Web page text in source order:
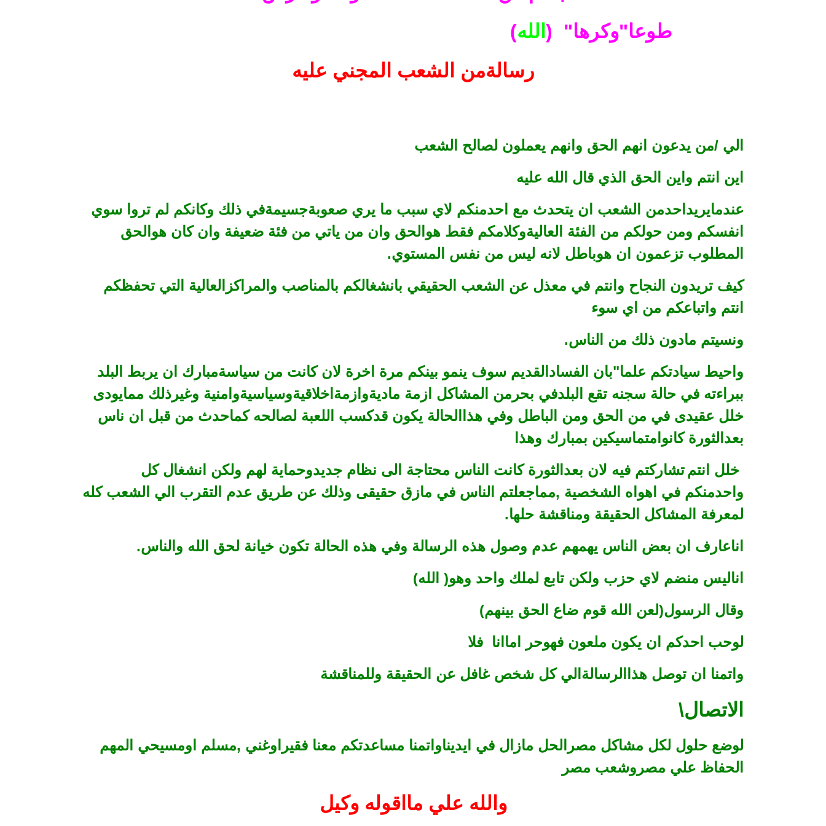
طوعا"وكرها" ( الله)
رسالةمن الشعب المجني عليه
الي /من يدعون انهم الحق وانهم يعملون لصالح الشعب
اين انتم واين الحق الذي قال الله عليه
عندمايريداحدمن الشعب ان يتحدث مع احدمنكم لاي سبب ما يري صعوبةجسيمةفي ذلك وكانكم لم تروا سوي
انفسكم ومن حولكم من الفئة العاليةوكلامكم فقط هوالحق وان من ياتي من فئة ضعيفة وان كان هوالحق
المطلوب تزعمون ان هوباطل لانه ليس من نفس المستوي.
كيف تريدون النجاح وانتم في معذل عن الشعب الحقيقي بانشغالكم بالمناصب والمراكزالعالية التي تحفظكم
انتم واتباعكم من اي سوء
ونسيتم مادون ذلك من الناس.
واحيط سيادتكم علما"بان الفسادالقديم سوف ينمو بينكم مرة اخرة لان كانت من سياسةمبارك ان يربط البلد
ببراءته في حالة سجنه تقع البلدفي بحرمن المشاكل ازمة ماديةوازمةاخلاقيةوسياسيةوامنية وغيرذلك ممايودى
خلل عقيدى في من الحق ومن الباطل وفي هذاالحالة يكون قدكسب اللعبة لصالحه كماحدث من قبل ان ناس
بعدالثورة كانوامتماسيكين بمبارك وهذا
خلل انتم تشاركتم فيه لان بعدالثورة كانت الناس محتاجة الى نظام جديدوحماية لهم ولكن انشغال كل
واحدمنكم في اهواه الشخصية ,مماجعلتم الناس في مازق حقيقى وذلك عن طريق عدم التقرب الي الشعب كله
لمعرفة المشاكل الحقيقة ومناقشة حلها.
اناعارف ان بعض الناس يهمهم عدم وصول هذه الرسالة وفي هذه الحالة تكون خيانة لحق الله والناس.
اناليس منضم لاي حزب ولكن تابع لملك واحد وهو( الله)
وقال الرسول(لعن الله قوم ضاع الحق بينهم)
لوحب احدكم ان يكون ملعون فهوحر اماانا فلا
واتمنا ان توصل هذاالرسالةالي كل شخص غافل عن الحقيقة وللمناقشة
الاتصال\
لوضع حلول لكل مشاكل مصرالحل مازال في ايديناواتمنا مساعدتكم معنا فقيراوغني ,مسلم اومسيحي المهم
الحفاظ علي مصروشعب مصر
والله علي مااقوله وكيل